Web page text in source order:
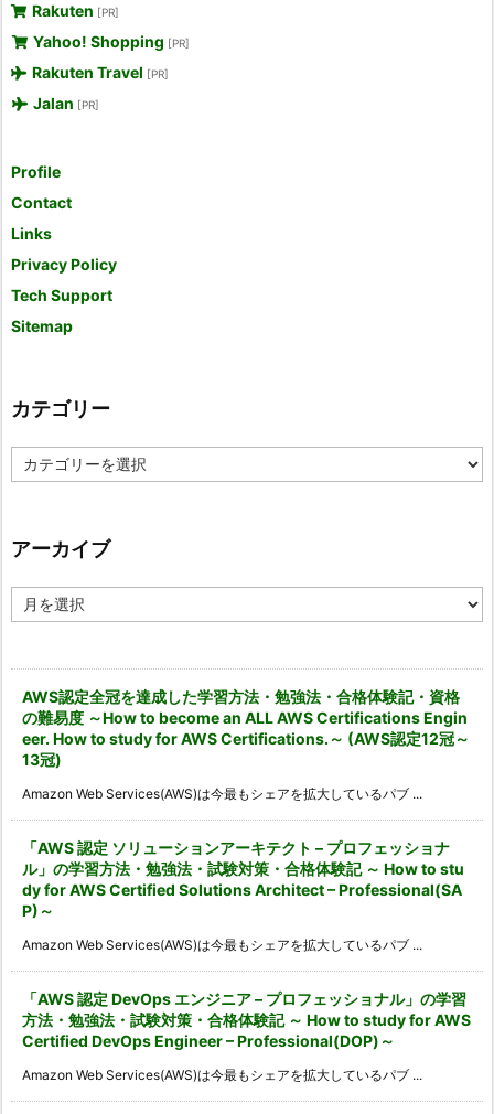
Rakuten [PR]
Yahoo! Shopping [PR]
Rakuten Travel [PR]
Jalan [PR]
Profile
Contact
Links
Privacy Policy
Tech Support
Sitemap
カテゴリー
テ
ー
アーカイブ
ー
AWS認定全冠を達成した学習方法・勉強法・合格体験記・資格
の難易度 ～How to become an ALL AWS Certifications Engin
eer. How to study for AWS Certifications.～ (AWS認定12冠～
13冠)
Amazon Web Services(AWS)は今最もシェアを拡大しているパブ ...
「AWS 認定 ソリューションアーキテクト – プロフェッショナ
ル」の学習方法・勉強法・試験対策・合格体験記 ～ How to stu
dy for AWS Certified Solutions Architect – Professional(SA
P)～
Amazon Web Services(AWS)は今最もシェアを拡大しているパブ ...
「AWS 認定 DevOps エンジニア – プロフェッショナル」の学習
方法・勉強法・試験対策・合格体験記 ～ How to study for AWS
Certified DevOps Engineer – Professional(DOP)～
Amazon Web Services(AWS)は今最もシェアを拡大しているパブ ...